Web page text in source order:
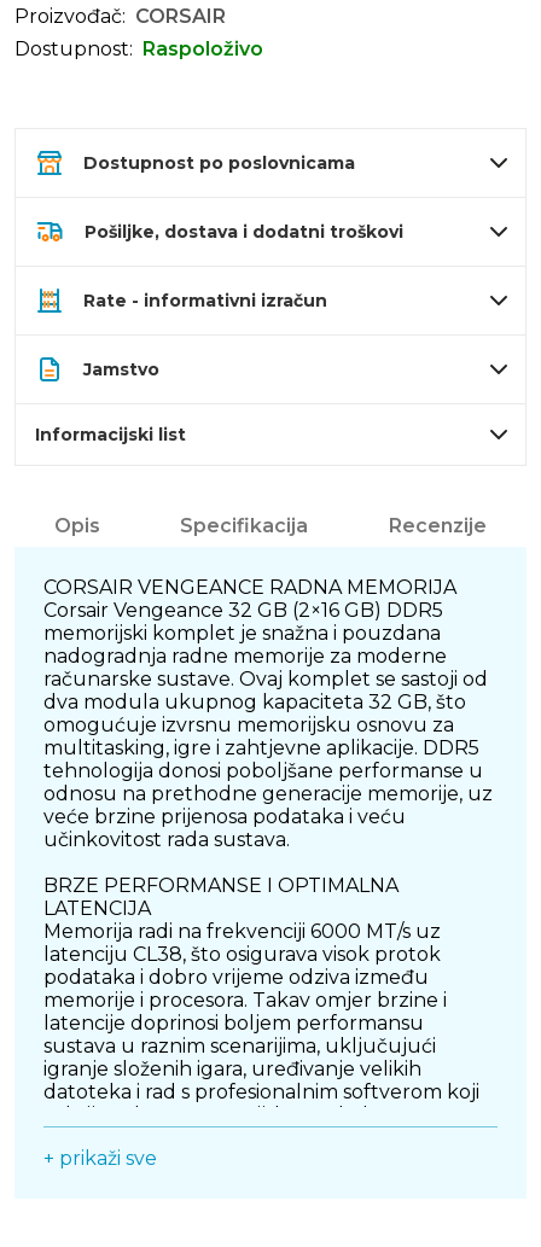
Proizvođač: CORSAIR
Dostupnost:
Raspoloživo
Dostupnost po poslovnicama
Pošiljke, dostava i dodatni troškovi
Rate - informativni izračun
Jamstvo
Informacijski list
Opis Specifikacija Recenzije
CORSAIR VENGEANCE RADNA MEMORIJA
Corsair Vengeance 32 GB (2×16 GB) DDR5
memorijski komplet je snažna i pouzdana
nadogradnja radne memorije za moderne
računarske sustave. Ovaj komplet se sastoji od
dva modula ukupnog kapaciteta 32 GB, što
omogućuje izvrsnu memorijsku osnovu za
multitasking, igre i zahtjevne aplikacije. DDR5
tehnologija donosi poboljšane performanse u
odnosu na prethodne generacije memorije, uz
veće brzine prijenosa podataka i veću
učinkovitost rada sustava.
BRZE PERFORMANSE I OPTIMALNA
LATENCIJA
Memorija radi na frekvenciji 6000 MT/s uz
latenciju CL38, što osigurava visok protok
podataka i dobro vrijeme odziva između
memorije i procesora. Takav omjer brzine i
latencije doprinosi boljem performansu
sustava u raznim scenarijima, uključujući
igranje složenih igara, uređivanje velikih
datoteka i rad s profesionalnim softverom koji
JEDNOSTAVNA OPTIMIZACIJA
+ prikaži sve